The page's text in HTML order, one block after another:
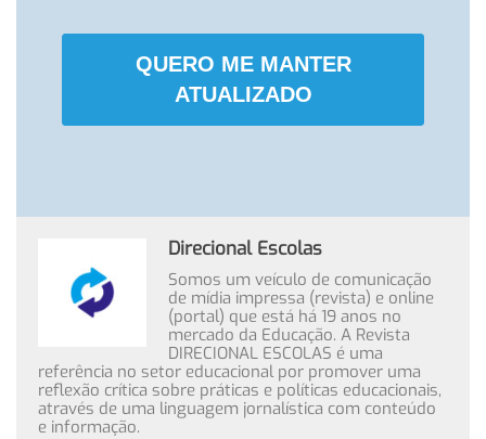
QUERO ME MANTER
ATUALIZADO
Direcional Escolas
Somos um veículo de comunicação
de mídia impressa (revista) e online
(portal) que está há 19 anos no
mercado da Educação. A Revista
DIRECIONAL ESCOLAS é uma
referência no setor educacional por promover uma
reflexão crítica sobre práticas e políticas educacionais,
através de uma linguagem jornalística com conteúdo
e informação.